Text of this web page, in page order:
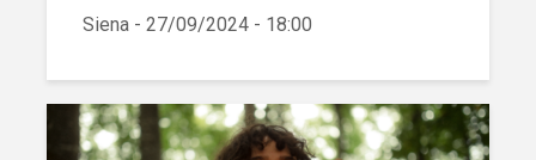
Siena - 27/09/2024 - 18:00